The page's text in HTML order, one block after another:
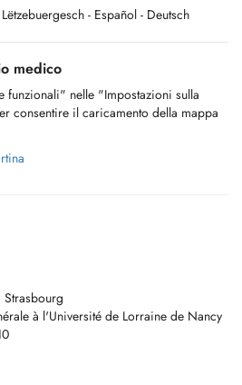
- Español - Deutsch
medico
nelle "Impostazioni sulla
consentire il caricamento della mappa
Strasbourg
à l'Université de Lorraine de Nancy